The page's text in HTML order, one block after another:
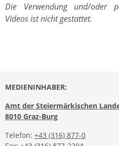
Die Verwendung und/oder
Videos ist nicht gestattet.
MEDIENINHABER:
Amt der Steiermärkischen
8010 Graz-Burg
Telefon: +43 (316) 877-0